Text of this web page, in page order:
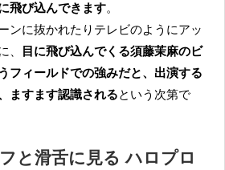
飛び込んできます。
ンに抜かれたりテレビのようにアッ
、
目に飛び込んでくる須藤茉麻のビ
フィールドでの強みだと、出演する
ますます認識されるという次第で
と滑舌に見る ハロプロ